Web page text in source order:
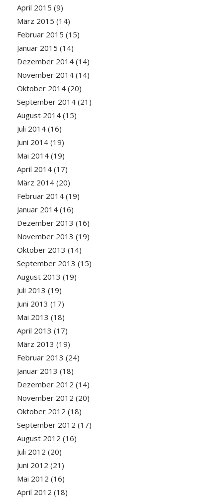
April 2015 (9)
März 2015 (14)
Februar 2015 (15)
Januar 2015 (14)
Dezember 2014(14)
November 2014(14)
Oktober 2014(20)
September 2014(21)
August 2014(15)
Juli 2014(16)
Juni 2014(19)
Mai 2014(19)
April 2014(17)
März 2014(20)
Februar 2014(19)
Januar 2014(16)
Dezember 2013 (16)
November 2013 (19)
Oktober 2013 (14)
September 2013 (15)
August 2013 (19)
Juli 2013 (19)
Juni 2013 (17)
Mai 2013 (18)
April 2013 (17)
März 2013 (19)
Februar 2013 (24)
Januar 2013 (18)
Dezember 2012 (14)
November 2012 (20)
Oktober 2012 (18)
September 2012 (17)
August 2012 (16)
Juli 2012 (20)
Juni 2012 (21)
Mai 2012 (16)
April 2012 (18)